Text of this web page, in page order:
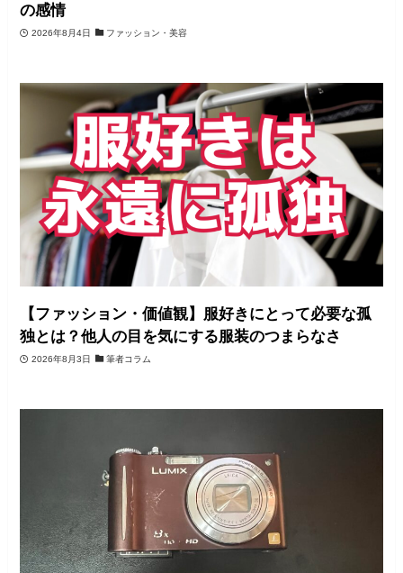
の感情
2026年8月4日 ファッション・美容
【ファッション・価値観】服好きにとって必要な孤
独とは？他人の目を気にする服装のつまらなさ
2026年8月3日 筆者コラム